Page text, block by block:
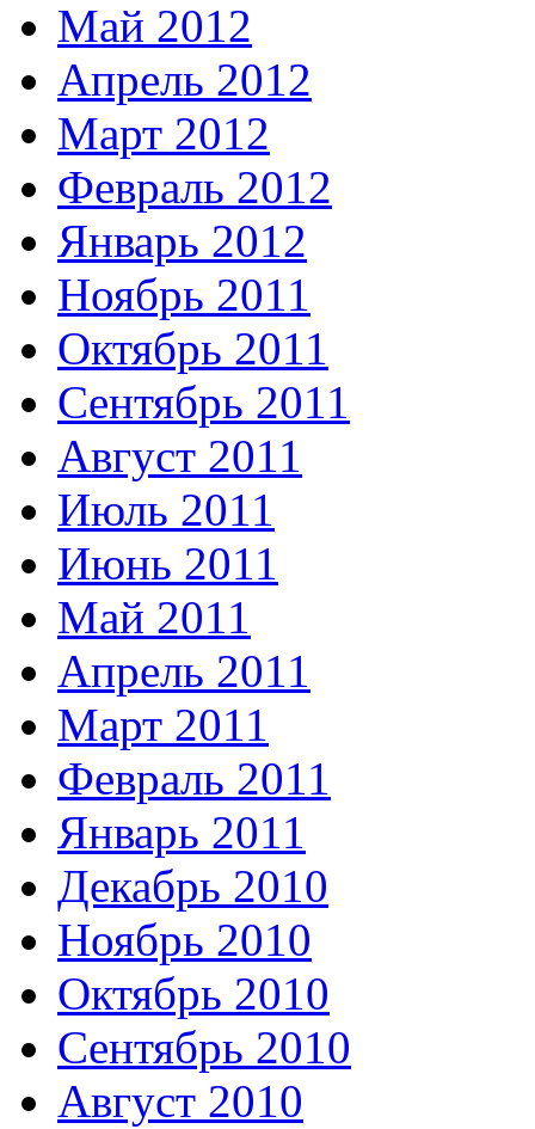
Май 2012
Апрель 2012
Март 2012
Февраль 2012
Январь 2012
Ноябрь 2011
Октябрь 2011
Сентябрь 2011
Август 2011
Июль 2011
Июнь 2011
Май 2011
Апрель 2011
Март 2011
Февраль 2011
Январь 2011
Декабрь 2010
Ноябрь 2010
Октябрь 2010
Сентябрь 2010
Август 2010